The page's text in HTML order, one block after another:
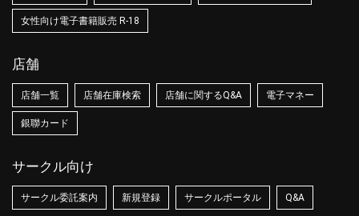
女性向け電子書籍販売 R-18
店舗
店舗一覧 店舗在庫検索 店舗に関するQ&A 電子マネー
銀聯カード
サークル向け
サークル委託案内 新規登録 サークルポータル Q&A